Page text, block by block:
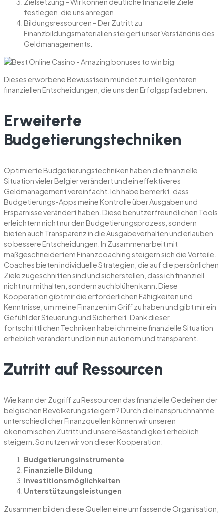
Zielsetzung – Wir können deutliche finanzielle Ziele
festlegen, die uns anregen.
Bildungsressourcen – Der Zutritt zu
Finanzbildungsmaterialien steigert unser Verständnis des
Geldmanagements.
Dieses erworbene Bewusstsein mündet zu intelligenteren
finanziellen Entscheidungen, die uns den Erfolgspfad ebnen.
Erweiterte
Budgetierungstechniken
Optimierte Budgetierungstechniken haben die finanzielle
Situation vieler Belgier verändert und ein effektiveres
Geldmanagement vereinfacht. Ich habe bemerkt, dass
Budgetierungs-Apps meine Kontrolle über Ausgaben und
Ersparnisse verändert haben. Diese benutzerfreundlichen Tools
erleichtern nicht nur den Budgetierungsprozess, sondern
bieten auch Transparenz in die Ausgabeverhalten und erlauben
so bessere Entscheidungen. In Zusammenarbeit mit
maßgeschneidertem Finanzcoaching steigern sich die Vorteile.
Coaches bieten individuelle Strategien, die auf die persönlichen
Ziele zugeschnitten sind und sicherstellen, dass ich finanziell
nicht nur mithalten, sondern auch blühen kann. Diese
Kooperation gibt mir die erforderlichen Fähigkeiten und
Kenntnisse, um meine Finanzen im Griff zu haben und gibt mir ein
Gefühl der Steuerung und Sicherheit. Dank dieser
fortschrittlichen Techniken habe ich meine finanzielle Situation
erheblich verändert und bin nun autonom und transparent.
Zutritt auf Ressourcen
Wie kann der Zugriff zu Ressourcen das finanzielle Gedeihen der
belgischen Bevölkerung steigern? Durch die Inanspruchnahme
unterschiedlicher Finanzquellen können wir unseren
ökonomischen Zutritt und unsere Beständigkeit erheblich
steigern. So nutzen wir von dieser Kooperation:
Budgetierungsinstrumente
Finanzielle Bildung
Investitionsmöglichkeiten
Unterstützungsleistungen
Zusammen bilden diese Quellen eine umfassende Organisation,